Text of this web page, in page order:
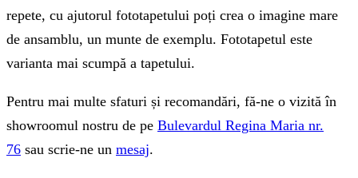
repete, cu ajutorul fototapetului poți crea o imagine mare
de ansamblu, un munte de exemplu. Fototapetul este
varianta mai scumpă a tapetului.
Pentru mai multe sfaturi și recomandări, fă-ne o vizită în
showroomul nostru de pe Bulevardul Regina Maria nr.
76 sau scrie-ne un mesaj.